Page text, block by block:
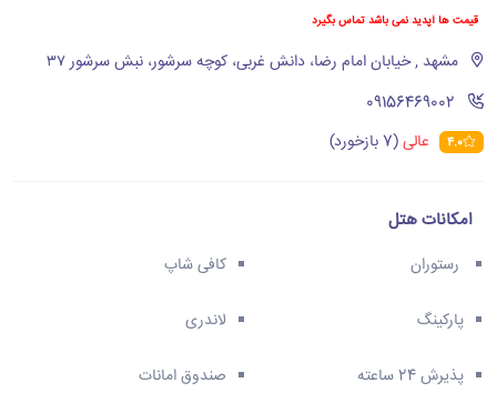
قیمت ها آپدید نمی باشد تماس بگیرد
مشهد , خیابان امام رضا، دانش غربی، کوچه سرشور، نبش سرشور ۳۷
‪09156469002‬
4.0 عالی(7 بازخورد)
امکانات هتل
رستوران کافی شاپ
پارکینگ لاندری
پذیرش 24 ساعته صندوق امانات